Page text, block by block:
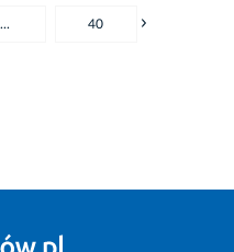
... 40